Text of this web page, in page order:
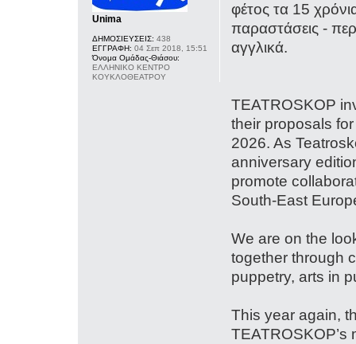
φέτος τα 15
παραστάσεις -
αγγλικά.
TEATROSKOP
their proposals
2026. As
anniversary
promote
South-East
We are on the
together through
puppetry, arts in
This year again,
Unima
ΔΗΜΟΣΙΕΥΣΕΙΣ: 438
ΕΓΓΡΑΦΗ: 04 Σεπ 2018, 15:51
Όνομα Ομάδας-Θιάσου:
ΕΛΛΗΝΙΚΟ ΚΕΝΤΡΟ
ΚΟΥΚΛΟΘΕΑΤΡΟΥ